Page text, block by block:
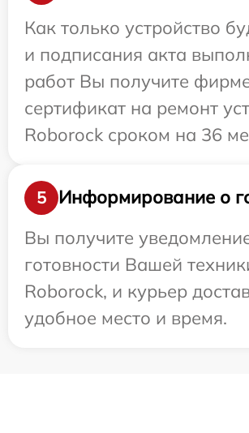
Как только устройство
и подписания акта
работ Вы получите
сертификат на ремонт
Roborock сроком на 36
5
Информирование о
Вы получите
готовности Вашей
Roborock, и курьер
удобное место и время.